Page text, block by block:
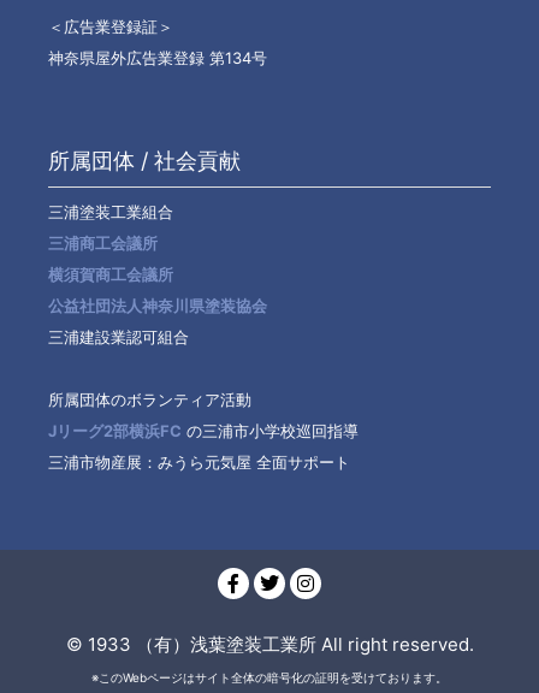
＜広告業登録証＞
神奈県屋外広告業登録 第134号
所属団体 / 社会貢献
三浦塗装工業組合
三浦商工会議所
横須賀商工会議所
公益社団法人神奈川県塗装協会
三浦建設業認可組合
所属団体のボランティア活動
Jリーグ2部横浜FC の三浦市小学校巡回指導
三浦市物産展：みうら元気屋 全面サポート
© 1933 （有）浅葉塗装工業所 All right reserved.
※このWebページはサイト全体の暗号化の証明を受けております。